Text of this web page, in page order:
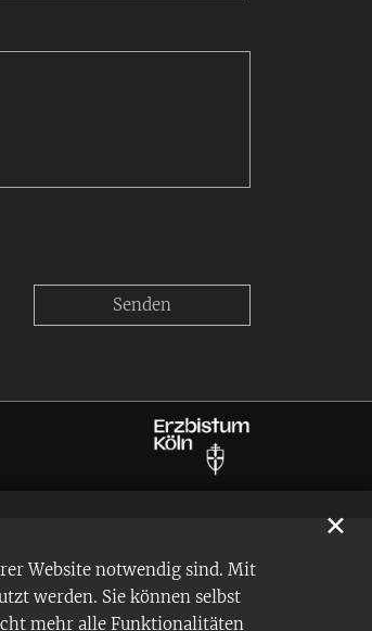
Website notwendig sind. Mit
werden. Sie können selbst
mehr alle Funktionalitäten
✕